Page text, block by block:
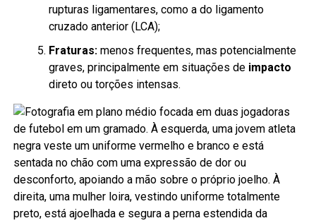
rupturas ligamentares, como a do ligamento
cruzado anterior (LCA);
Fraturas:menos frequentes, mas potencialmente
graves, principalmente em situações de impacto
direto ou torções intensas.